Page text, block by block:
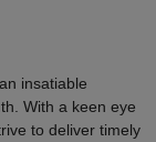
insatiable
With a keen eye
to deliver timely